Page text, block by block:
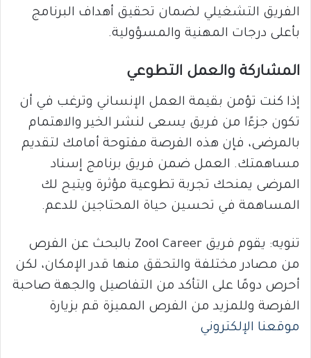
الفريق التشغيلي لضمان تحقيق أهداف البرنامج
بأعلى درجات المهنية والمسؤولية.
المشاركة والعمل التطوعي
إذا كنت تؤمن بقيمة العمل الإنساني وترغب في أن
تكون جزءًا من فريق يسعى لنشر الخير والاهتمام
بالمرضى، فإن هذه الفرصة مفتوحة أمامك لتقديم
مساهمتك. العمل ضمن فريق برنامج إسناد
المرضى يمنحك تجربة تطوعية مؤثرة ويتيح لك
المساهمة في تحسين حياة المحتاجين للدعم.
تنويه: يقوم فريق Zool Career بالبحث عن الفرص
من مصادر مختلفة والتحقق منها قدر الإمكان، لكن
أحرص دومًا على التأكد من التفاصيل والجهة صاحبة
الفرصة وللمزيد من الفرص المميزة قم بزيارة
موقعنا الإلكتروني